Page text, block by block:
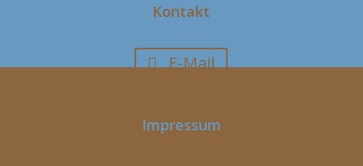
Kontakt
E-Mail
Impressum